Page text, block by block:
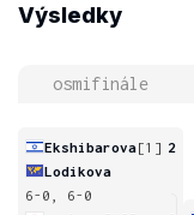
Výsledky
osmifinále
Ekshibarova[1] 2
Lodikova
6-0, 6-0